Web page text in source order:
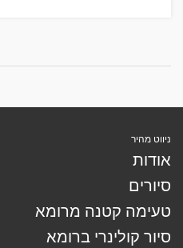
ניווט מהיר
אודות
סיורים
טעימה קטנה מרומא
סיור קולינרי ברומא